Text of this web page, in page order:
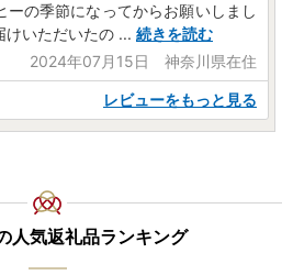
ビスの有料化について】
、ヤマト運輸より転送サービスの
ます。転送の際は、ご注意くださ
合は、事前に問い合わせ窓口へご連
いて】
報は、寄附金の受付、入金及び返礼
、各種お問い合わせ、寄附金使途の
ーの季節になってからお願いしまし
けいただいたの ... 続きを読む
2024年07月15日 神奈川県在住
レビューをもっと見る
人気返礼品ランキング